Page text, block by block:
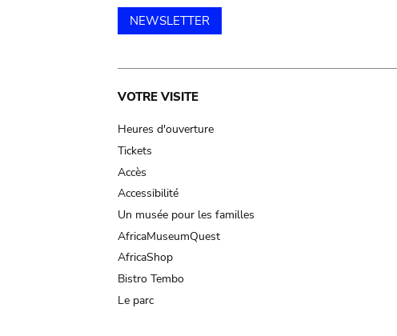
NEWSLETTER
Main
navigation
VOTRE VISITE
Heures d'ouverture
Tickets
Accès
Accessibilité
Un musée pour les familles
AfricaMuseumQuest
AfricaShop
Bistro Tembo
Le parc